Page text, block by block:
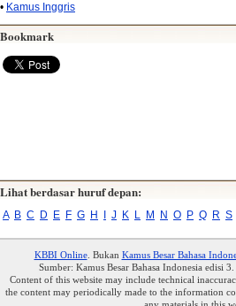
• Kamus Inggris
Bookmark
Lihat berdasar huruf depan:
A B C D E F G H J K L M N O P Q R S
KBBI Online. Bukan Kamus Besar Bahasa
Sumber: Kamus Besar Bahasa Indonesia edisi
Content of this website may include technical
the content may periodically made to the information